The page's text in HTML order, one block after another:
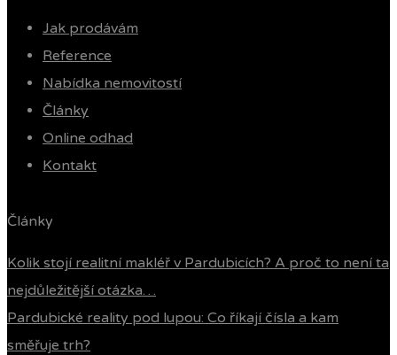
Jak prodávám
Reference
Nabídka nemovitostí
Články
Online odhad
Kontakt
Články
Kolik stojí realitní makléř v Pardubicích? A proč to není ta
nejdůležitější otázka…
Pardubické reality pod lupou: Co říkají čísla a kam
směřuje trh?